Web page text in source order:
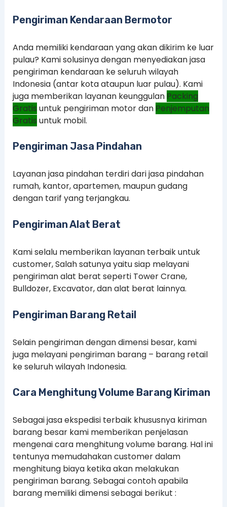
Pengiriman Kendaraan Bermotor
Anda memiliki kendaraan yang akan dikirim ke luar
pulau? Kami solusinya dengan menyediakan jasa
pengiriman kendaraan ke seluruh wilayah
Indonesia (antar kota ataupun luar pulau). Kami
juga memberikan layanan keunggulan Packing
Gratis untuk pengiriman motor dan Penjemputan
Gratis untuk mobil.
Pengiriman Jasa Pindahan
Layanan jasa pindahan terdiri dari jasa pindahan
rumah, kantor, apartemen, maupun gudang
dengan tarif yang terjangkau.
Pengiriman Alat Berat
Kami selalu memberikan layanan terbaik untuk
customer, Salah satunya yaitu siap melayani
pengiriman alat berat seperti Tower Crane,
Bulldozer, Excavator, dan alat berat lainnya.
Pengiriman Barang Retail
Selain pengiriman dengan dimensi besar, kami
juga melayani pengiriman barang – barang retail
ke seluruh wilayah Indonesia.
Cara Menghitung Volume Barang Kiriman
Sebagai jasa ekspedisi terbaik khususnya kiriman
barang besar kami memberikan penjelasan
mengenai cara menghitung volume barang. Hal ini
tentunya memudahakan customer dalam
menghitung biaya ketika akan melakukan
pengiriman barang. Sebagai contoh apabila
barang memiliki dimensi sebagai berikut :